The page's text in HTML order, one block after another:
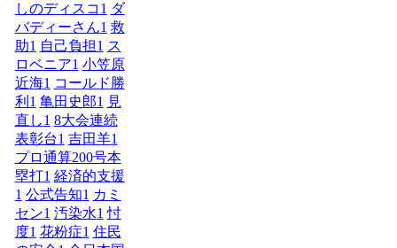
しのディスコ 1 ダ
バディーさん1 救
助1 自己負担1 ス
ロベニア1 小笠原
近海1 コールド勝
利 1 亀田史郎1 見
直し1 8大会連続
表彰台1 吉田羊1
プロ通算200号本
塁打1 経済的支援
1 公式告知1 カミ
セン1 汚染水1 忖
度1 花粉症1 住民